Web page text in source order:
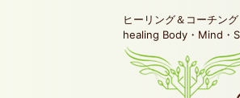
ヒーリング＆コーチ
healing Body・Mind・